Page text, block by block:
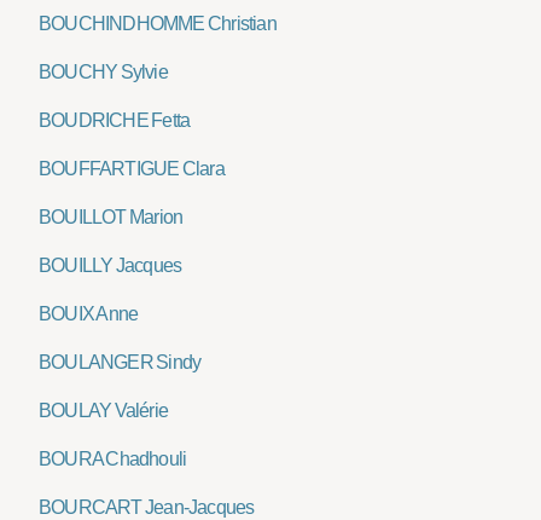
BOUCHINDHOMME Christian
BOUCHY Sylvie
BOUDRICHE Fetta
BOUFFARTIGUE Clara
BOUILLOT Marion
BOUILLY Jacques
BOUIX Anne
BOULANGER Sindy
BOULAY Valérie
BOURA Chadhouli
BOURCART Jean-Jacques